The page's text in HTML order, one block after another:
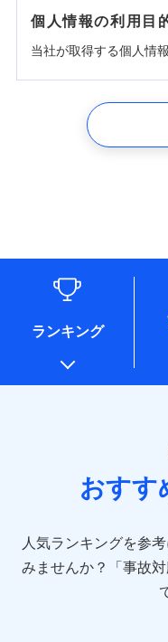
個人情報の利用目
当社が取得する個人情
ユーザー登録受付およ
しくは委託を受けてい
関する情報を提供し、
た維持管理等の委託業
情報を取引のある他の
るために利用させてい
各種セミナーの開催のた
コンサルティングサー
アンケートやキャンペ
上記に係る案内・手続
* 当社が委託を受けて
ームページに掲載して
あいおいニッセイ同
(https://
アクサ損害保険株
direct.co.jp/)
sompo.co.jp/)
東京海上ダイレクト
AIG損害保険株式会
ランキング
おすす
人気ランキングを参
みませんか？
「事故